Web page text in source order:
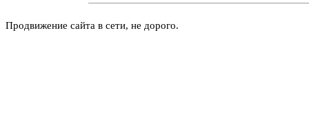
Продвижение сайта в сети, не дорого.